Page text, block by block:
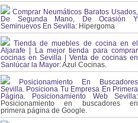
Comprar Neumáticos Baratos Usados,
De Segunda Mano, De Ocasión Y
Seminuevos En Sevilla: Hipergoma
Tienda de muebles de cocina en el
Aljarafe | La mejor tienda para comprar
cocinas en Sevilla | Venta de cocinas en
Sanlúcar la Mayor:Azul Cocinas.
Posicionamiento En Buscadores
Sevilla. Posiciona Tu Empresa En Primera
Página. Posicionamiento Web Sevilla:
Posicionamiento en buscadores en
primera página de Google.